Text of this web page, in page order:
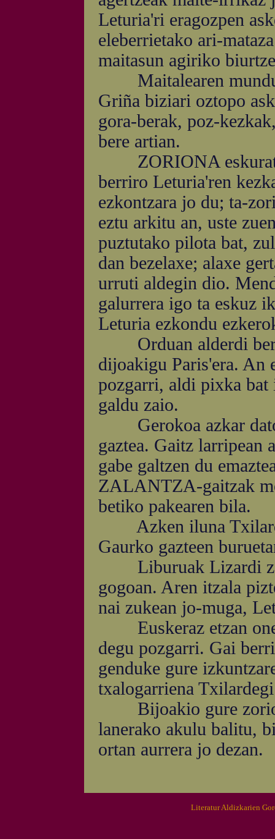
Leturia'ri eragozpen
eleberrietako ari-
maitasun agiriko
Maitalearen
Griña biziari oztopo
gora-berak, poz-
bere artian.
ZORIONA eskuratu
berriro Leturia'ren
ezkontzara jo du; ta-
eztu arkitu an, uste
puztutako pilota bat,
dan bezelaxe; alaxe
urruti aldegin dio.
galurrera igo ta eskuz
Leturia ezkondu
Orduan alderdi
dijoakigu Paris'era. An
pozgarri, aldi pixka bat
galdu zaio.
Gerokoa azkar
gaztea. Gaitz larripean
gabe galtzen du
ZALANTZA-gaitzak
betiko pakearen bila.
Azken iluna
Gaurko gazteen
Liburuak Lizardi
gogoan. Aren itzala
nai zukean jo-muga,
Euskeraz etzan
degu pozgarri. Gai
genduke gure
txalogarriena
Bijoakio gure
lanerako akulu balitu,
ortan aurrera jo dezan.
Literatur Aldizkarien